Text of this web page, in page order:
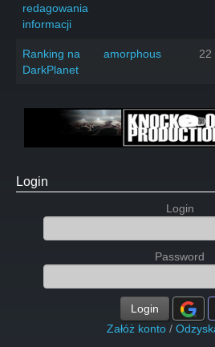
redagowania
informacji
Ranking na
DarkPlanet
amorphous 22
Login
Login
Password
Login
Załóż konto /